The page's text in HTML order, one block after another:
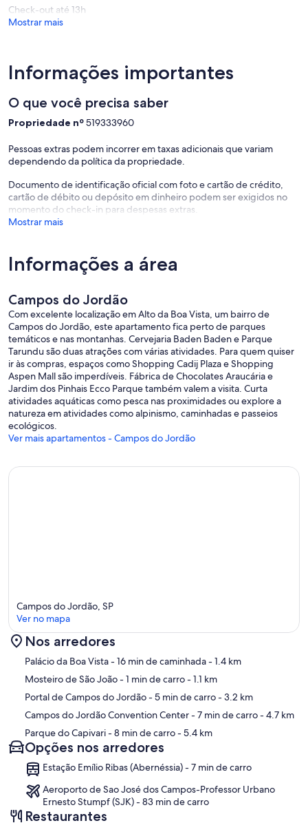
Check-out até 13h
Mostrar mais
Informações importantes
O que você precisa saber
Propriedade nº519333960
Pessoas extras podem incorrer em taxas adicionais que variam
dependendo da política da propriedade.
Documento de identificação oficial com foto e cartão de crédito,
cartão de débito ou depósito em dinheiro podem ser exigidos no
momento do check-in para despesas extras.
Mostrar mais
Informações a área
Campos do Jordão
Com excelente localização em Alto da Boa Vista, um bairro de
Campos do Jordão, este apartamento fica perto de parques
temáticos e nas montanhas. Cervejaria Baden Baden e Parque
Tarundu são duas atrações com várias atividades. Para quem quiser
ir às compras, espaços como Shopping Cadij Plaza e Shopping
Aspen Mall são imperdíveis. Fábrica de Chocolates Araucária e
Jardim dos Pinhais Ecco Parque também valem a visita. Curta
atividades aquáticas como pesca nas proximidades ou explore a
natureza em atividades como alpinismo, caminhadas e passeios
ecológicos.
Ver mais apartamentos - Campos do Jordão
Mapa
Campos do Jordão, SP
Ver no mapa
Nos arredores
Palácio da Boa Vista- 16 min de caminhada- 1.4 km
Mosteiro de São João- 1 min de carro- 1.1 km
Portal de Campos do Jordão- 5 min de carro- 3.2 km
Campos do Jordão Convention Center- 7 min de carro- 4.7 km
Parque do Capivari- 8 min de carro- 5.4 km
Opções nos arredores
Estação Emílio Ribas (Abernéssia) - 7 min de carro
Aeroporto de Sao José dos Campos-Professor Urbano
Ernesto Stumpf (SJK) - 83 min de carro
Restaurantes